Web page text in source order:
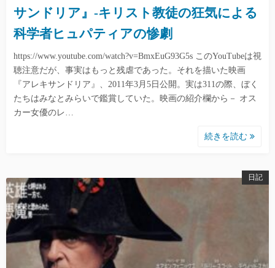
サンドリア』-キリスト教徒の狂気による
科学者ヒュパティアの惨劇
https://www.youtube.com/watch?v=BmxEuG93G5s このYouTubeは視
聴注意だが、事実はもっと残虐であった。それを描いた映画
『アレキサンドリア』、2011年3月5日公開。実は311の際、ぼく
たちはみなとみらいで鑑賞していた。映画の紹介欄から－ オス
カー女優のレ…
続きを読む
日記